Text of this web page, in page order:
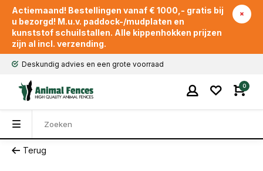
Actiemaand! Bestellingen vanaf € 1000,- gratis bij
u bezorgd! M.u.v. paddock-/mudplaten en
kunststof schuilstallen. Alle kippenhokken prijzen
zijn al incl. verzending.
Deskundig advies en een grote voorraad
0
Terug